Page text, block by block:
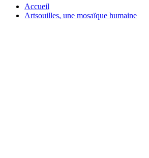
Accueil
Artsouilles, une mosaïque humaine